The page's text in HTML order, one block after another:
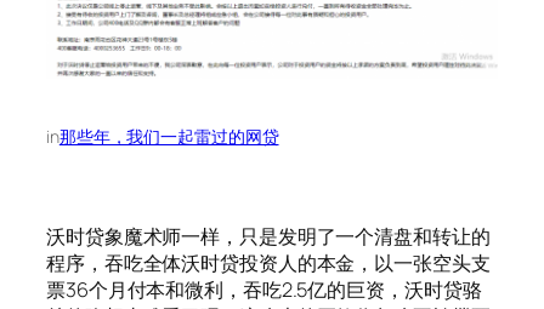
in那些年，我们一起雷过的网贷
沃时贷象魔术师一样，只是发明了一个清盘和转让的
程序，吞吃全体沃时贷投资人的本金，以一张空头支
票36个月付本和微利，吞吃2.5亿的巨资，沃时贷骆